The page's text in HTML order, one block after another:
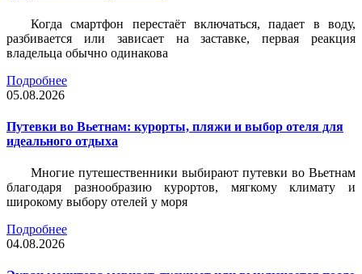
Когда смартфон перестаёт включаться, падает в воду,
разбивается или зависает на заставке, первая реакция
владельца обычно одинакова
Подробнее
05.08.2026
Путевки во Вьетнам: курорты, пляжи и выбор отеля для
идеального отдыха
Многие путешественники выбирают путевки во Вьетнам
благодаря разнообразию курортов, мягкому климату и
широкому выбору отелей у моря
Подробнее
04.08.2026